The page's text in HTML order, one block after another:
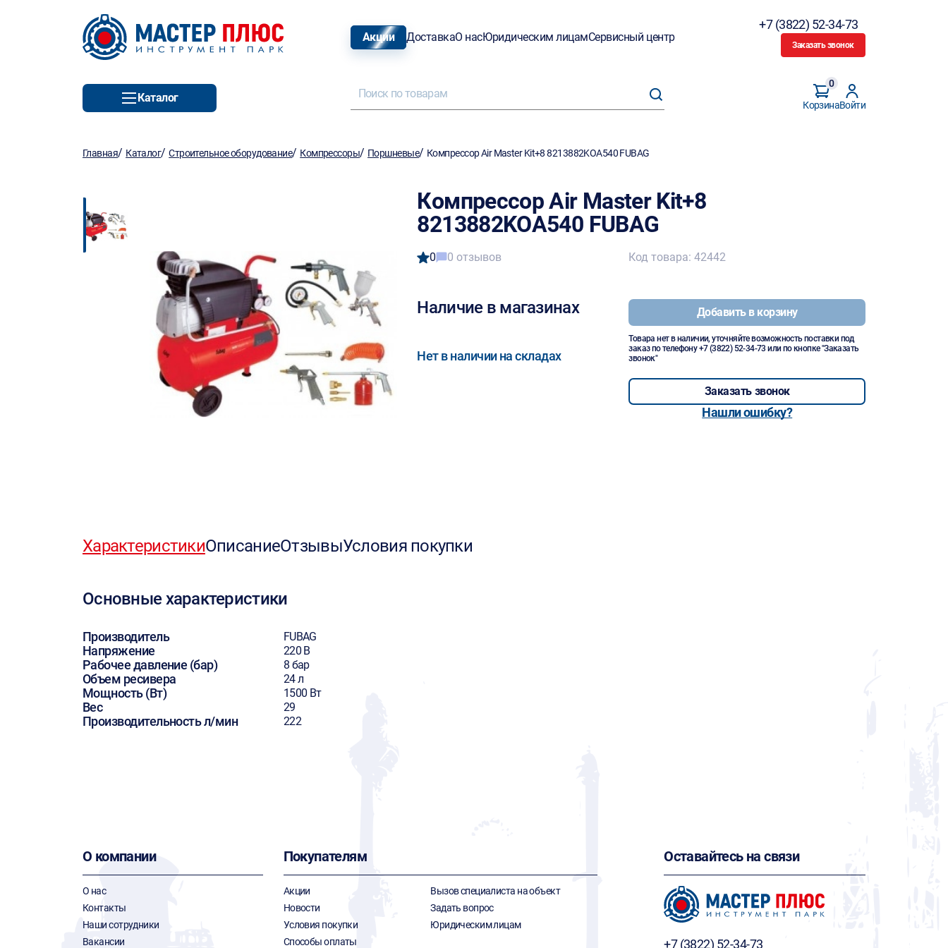
Акции ДоставкаО насЮридическим лицамСервисный центр
+7 (3822) 52-34-73
Заказать звонок
Каталог
Корзина
0
Войти
Главная/ Каталог/Строительное оборудование/ Компрессоры/ Поршневые/ Компрессор Air Master Kit+8 8213882KOA540 FUBAG
Компрессор Air Master Kit+8
8213882KOA540 FUBAG
0 0 отзывов
Наличие в магазинах
Нет в наличии на складах
Код товара: 42442
Добавить в корзину
Товара нет в наличии, уточняйте возможность поставки под
заказ по телефону+7 (3822) 52-34-73 или по кнопке "Заказать
звонок"
Заказать звонок
Нашли ошибку?
ХарактеристикиОписаниеОтзывыУсловия покупки
Основные характеристики
Производитель FUBAG
Напряжение 220 В
Рабочее давление (бар) 8 бар
Объем ресивера 24 л
Мощность (Вт) 1500 Вт
Вес 29
Производительность л/мин 222
О компании
О нас
Контакты
Наши сотрудники
Вакансии
Покупателям
Акции
Новости
Условия покупки
Способы оплаты
Вызов специалиста на объект
Задать вопрос
Юридическим лицам
Оставайтесь на связи
+7 (3822) 52-34-73